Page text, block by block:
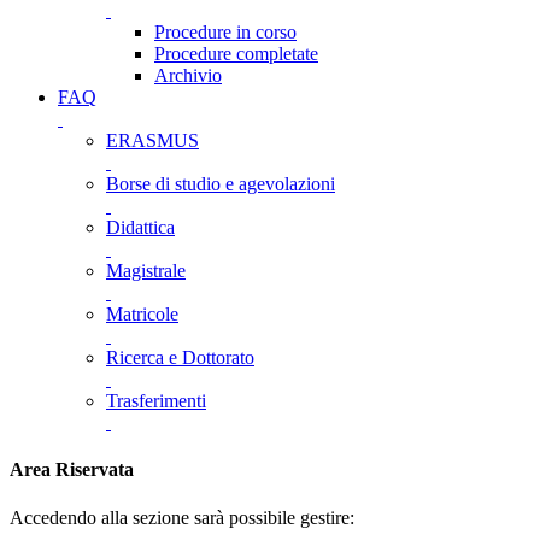
Procedure in corso
Procedure completate
Archivio
FAQ
ERASMUS
Borse di studio e agevolazioni
Didattica
Magistrale
Matricole
Ricerca e Dottorato
Trasferimenti
Area Riservata
Accedendo alla sezione sarà possibile gestire: